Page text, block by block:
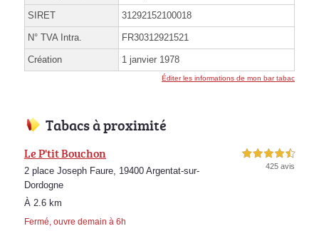
SIRET 31292152100018
N° TVA Intra. FR30312921521
Création 1 janvier 1978
Éditer les informations de mon bar tabac
Tabacs à proximité
Le P'tit Bouchon
2 place Joseph Faure, 19400 Argentat-sur-
Dordogne
À 2.6 km
Fermé, ouvre demain à 6h
4,5 étoiles sur 5
425 avis